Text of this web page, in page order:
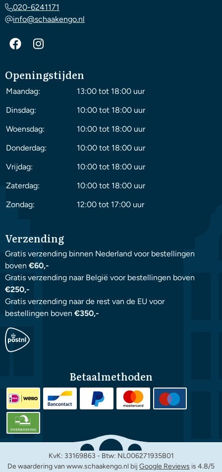
020-6241171
info@schaakengo.nl
Openingstijden
Maandag:
13:00 tot 18:00 uur
Dinsdag:
10:00 tot 18:00 uur
Woensdag:
10:00 tot 18:00 uur
Donderdag:
10:00 tot 18:00 uur
Vrijdag:
10:00 tot 18:00 uur
Zaterdag:
10:00 tot 18:00 uur
Zondag:
12:00 tot 17:00 uur
Verzending
Gratis verzending binnen Nederland voor bestellingen
boven €60,-
Gratis verzending naar België voor bestellingen boven
€250,-
Gratis verzending naar de rest van de EU voor
bestellingen boven €350,-
Betaalmethoden
KvK: 33169863 - Btw: NL006271935B01
De waardering van www.schaakengo.nl bij Google Reviews is 4.8/5